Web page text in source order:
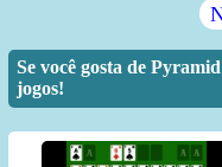
Se você gosta de
jogos!